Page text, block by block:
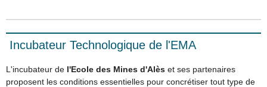
Incubateur Technologique de l'EMA
L'incubateur de l'Ecole des Mines d'Alès et ses partenaires
proposent les conditions essentielles pour concrétiser tout type de